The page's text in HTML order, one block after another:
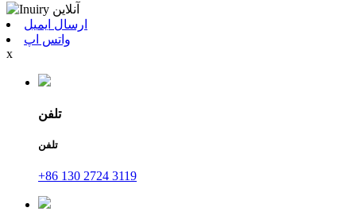
ارسال ایمیل
واتس اپ
x
تلفن
تلفن
+86 130 2724 3119